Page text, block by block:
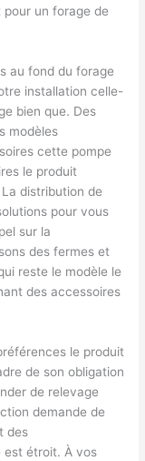
un forage de
au fond du forage
installation celle-
bien que. Des
modèles
cette pompe
le produit
distribution de
pour vous
sur la
des fermes et
reste le modèle le
des accessoires
le produit
de son obligation
de relevage
demande de
des
est étroit. À vos